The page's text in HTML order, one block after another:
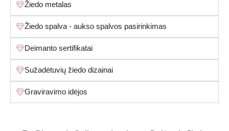
Žiedo metalas
Žiedo spalva - aukso spalvos pasirinkimas
Deimanto sertifikatai
Sužadėtuvių žiedo dizainai
Graviravimo idėjos